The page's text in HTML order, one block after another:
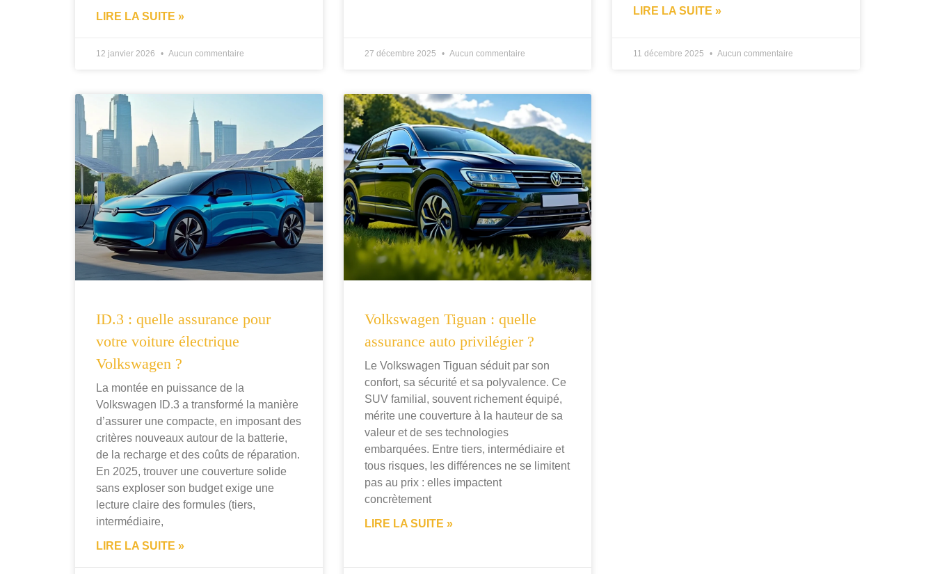
LIRE LA SUITE »
12 janvier 2026 Aucun commentaire 27 décembre 2025 Aucun commentaire
LIRE LA SUITE »
11 décembre 2025 Aucun commentaire
ID.3 : quelle assurance pour
votre voiture électrique
Volkswagen ?
La montée en puissance de la
Volkswagen ID.3 a transformé la manière
d’assurer une compacte, en imposant des
critères nouveaux autour de la batterie,
de la recharge et des coûts de réparation.
En 2025, trouver une couverture solide
sans exploser son budget exige une
lecture claire des formules (tiers,
intermédiaire,
LIRE LA SUITE »
Volkswagen Tiguan : quelle
assurance auto privilégier ?
Le Volkswagen Tiguan séduit par son
confort, sa sécurité et sa polyvalence. Ce
SUV familial, souvent richement équipé,
mérite une couverture à la hauteur de sa
valeur et de ses technologies
embarquées. Entre tiers, intermédiaire et
tous risques, les différences ne se limitent
pas au prix : elles impactent
concrètement
LIRE LA SUITE »